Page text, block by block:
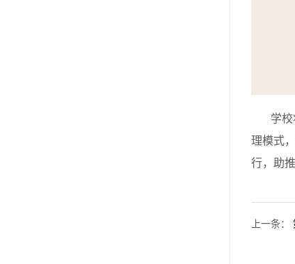
学校将
理模式
行，助
上一条：